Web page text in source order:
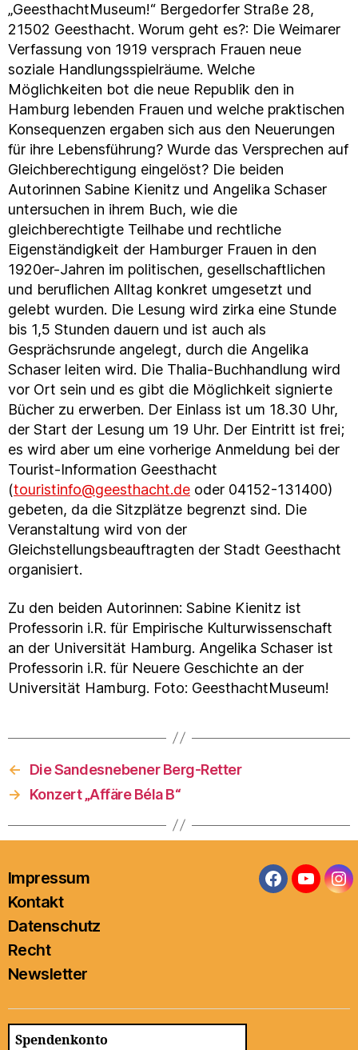
„GeesthachtMuseum!“ Bergedorfer Straße 28,
21502 Geesthacht. Worum geht es?: Die Weimarer
Verfassung von 1919 versprach Frauen neue
soziale Handlungsspielräume. Welche
Möglichkeiten bot die neue Republik den in
Hamburg lebenden Frauen und welche praktischen
Konsequenzen ergaben sich aus den Neuerungen
für ihre Lebensführung? Wurde das Versprechen auf
Gleichberechtigung eingelöst? Die beiden
Autorinnen Sabine Kienitz und Angelika Schaser
untersuchen in ihrem Buch, wie die
gleichberechtigte Teilhabe und rechtliche
Eigenständigkeit der Hamburger Frauen in den
1920er-Jahren im politischen, gesellschaftlichen
und beruflichen Alltag konkret umgesetzt und
gelebt wurden. Die Lesung wird zirka eine Stunde
bis 1,5 Stunden dauern und ist auch als
Gesprächsrunde angelegt, durch die Angelika
Schaser leiten wird. Die Thalia-Buchhandlung wird
vor Ort sein und es gibt die Möglichkeit signierte
Bücher zu erwerben. Der Einlass ist um 18.30 Uhr,
der Start der Lesung um 19 Uhr. Der Eintritt ist frei;
es wird aber um eine vorherige Anmeldung bei der
Tourist-Information Geesthacht
(touristinfo@geesthacht.de oder 04152-131400)
gebeten, da die Sitzplätze begrenzt sind. Die
Veranstaltung wird von der
Gleichstellungsbeauftragten der Stadt Geesthacht
organisiert.
Zu den beiden Autorinnen: Sabine Kienitz ist
Professorin i.R. für Empirische Kulturwissenschaft
an der Universität Hamburg. Angelika Schaser ist
Professorin i.R. für Neuere Geschichte an der
Universität Hamburg. Foto: GeesthachtMuseum!
←
Die Sandesnebener Berg-Retter
→
Konzert „Affäre Béla B“
Impressum
Kontakt
Datenschutz
Recht
Newsletter
Facebook
Spendenkonto